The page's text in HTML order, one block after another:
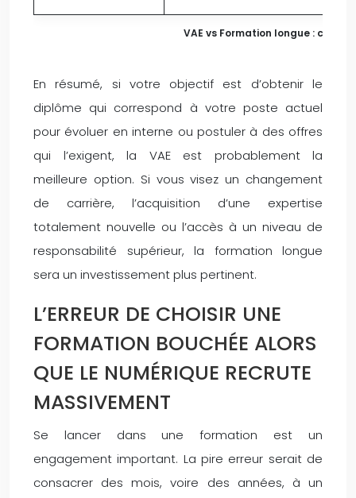
VAE vs Formation longue :
En résumé, si votre objectif est d’obtenir le
diplôme qui correspond à votre poste actuel
pour évoluer en interne ou postuler à des offres
qui l’exigent, la VAE est probablement la
meilleure option. Si vous visez un changement
de carrière, l’acquisition d’une expertise
totalement nouvelle ou l’accès à un niveau de
responsabilité supérieur, la formation longue
sera un investissement plus pertinent.
L’ERREUR DE CHOISIR UNE
FORMATION BOUCHÉE ALORS
QUE LE NUMÉRIQUE RECRUTE
MASSIVEMENT
Se lancer dans une formation est un
engagement important. La pire erreur serait de
consacrer des mois, voire des années, à un